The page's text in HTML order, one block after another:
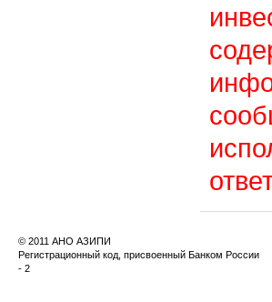
© 2011 АНО АЗИПИ
Регистрационный код, присвоенный Банком России
- 2